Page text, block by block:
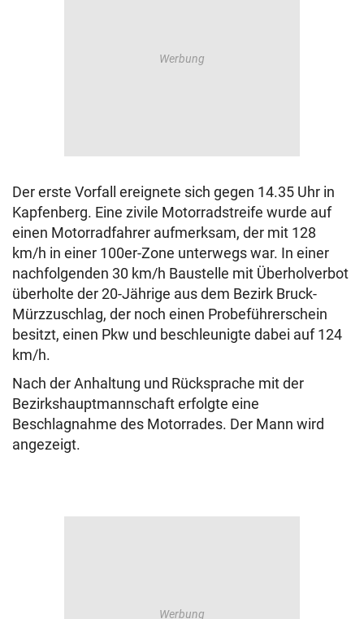
Der erste Vorfall ereignete sich gegen 14.35 Uhr in
Kapfenberg. Eine zivile Motorradstreife wurde auf
einen Motorradfahrer aufmerksam, der mit 128
km/h in einer 100er-Zone unterwegs war. In einer
nachfolgenden 30 km/h Baustelle mit Überholverbot
überholte der 20-Jährige aus dem Bezirk Bruck-
Mürzzuschlag, der noch einen Probeführerschein
besitzt, einen Pkw und beschleunigte dabei auf 124
km/h.
Nach der Anhaltung und Rücksprache mit der
Bezirkshauptmannschaft erfolgte eine
Beschlagnahme des Motorrades. Der Mann wird
angezeigt.